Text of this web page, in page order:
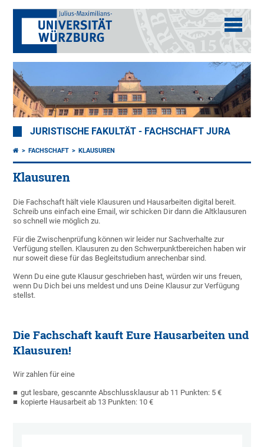
JURISTISCHE FAKULTÄT - FACHSCHAFT JURA
FACHSCHAFT KLAUSUREN
Klausuren
Die Fachschaft hält viele Klausuren und Hausarbeiten digital bereit.
Schreib uns einfach eine Email, wir schicken Dir dann die Altklausuren
so schnell wie möglich zu.
Für die Zwischenprüfung können wir leider nur Sachverhalte zur
Verfügung stellen. Klausuren zu den Schwerpunktbereichen haben wir
nur soweit diese für das Begleitstudium anrechenbar sind.
Wenn Du eine gute Klausur geschrieben hast, würden wir uns freuen,
wenn Du Dich bei uns meldest und uns Deine Klausur zur Verfügung
stellst.
Die Fachschaft kauft Eure Hausarbeiten und
Klausuren!
Wir zahlen für eine
gut lesbare, gescannte Abschlussklausur ab 11 Punkten: 5 €
kopierte Hausarbeit ab 13 Punkten: 10 €